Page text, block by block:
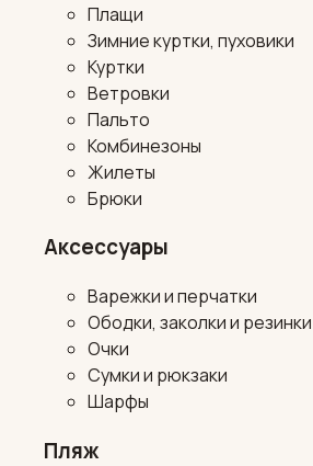
Плащи
Зимние куртки, пуховики
Куртки
Ветровки
Пальто
Комбинезоны
Жилеты
Брюки
Аксессуары
Варежки и перчатки
Ободки, заколки и резинки
Очки
Сумки и рюкзаки
Шарфы
Пляж